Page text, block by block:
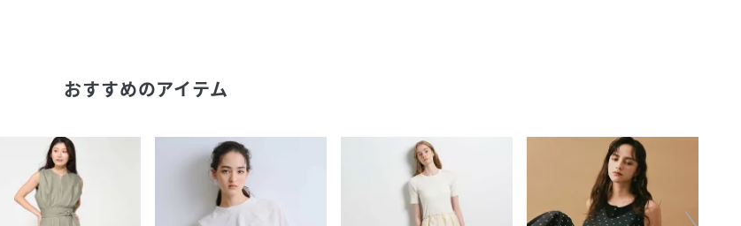
おすすめのアイテム